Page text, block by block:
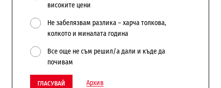
високите цени
Не забелязвам разлика – харча толкова,
колкото и миналата година
Все още не съм решил/а дали и къде да
почивам
ГЛАСУВАЙ Архив